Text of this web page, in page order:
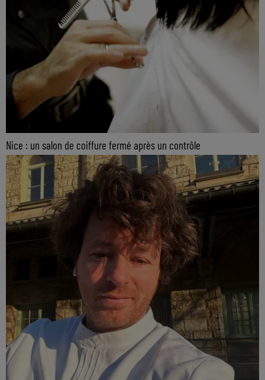
Nice : un salon de coiffure fermé après un contrôle